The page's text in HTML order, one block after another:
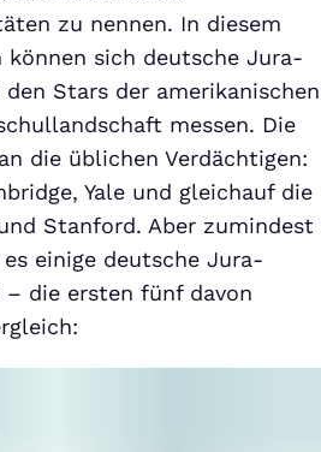
zu nennen. In diesem
sich deutsche Jura-
Stars der amerikanischen
messen. Die
die üblichen Verdächtigen:
Yale und gleichauf die
Stanford. Aber zumindest
einige deutsche Jura-
die ersten fünf davon